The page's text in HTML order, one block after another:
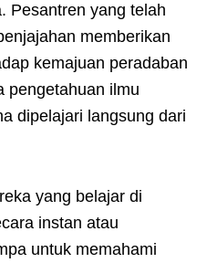
Pesantren yang telah
memberikan
kemajuan peradaban
pengetahuan ilmu
dipelajari langsung dari
yang belajar di
instan atau
untuk memahami